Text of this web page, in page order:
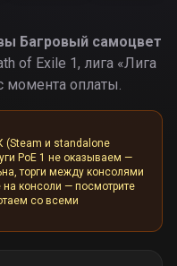
Багровый самоцвет
of Exile 1, лига «Лига
момента оплаты.
(Steam и standalone
PoE 1 не оказываем —
торги между консолями
на консоли — посмотрите
со всеми